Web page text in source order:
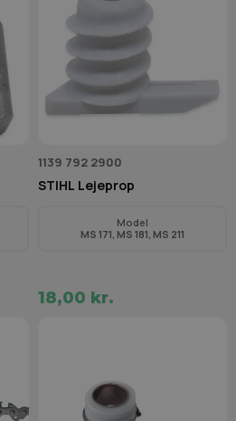
1139 792 2900
STIHL Lejeprop
Model
MS 171, MS 181, MS 211
18,00 kr.